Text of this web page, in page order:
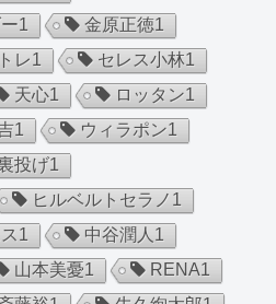
1 金原正徳1
レ1 セレス小林1
天心1 ロッタン1
1 ウィラポン1
投げ1
ヒルベルトセラノ 1
1 中谷潤人 1
山本美憂1 RENA1